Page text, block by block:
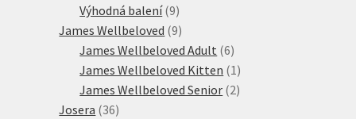
produktů
Výhodná balení 99
produktů
James Wellbeloved 99
produktů
James Wellbeloved Adult 66
produktů
James Wellbeloved Kitten 1 1
produkt
James Wellbeloved Senior 22
Josera 3636